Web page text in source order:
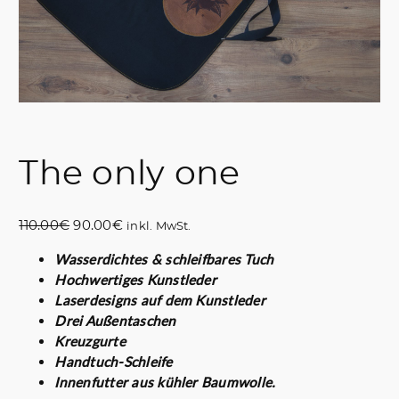
The only one
110.00€ U
s
p
r
ü
n
g
l
90.00€A
t
u
e
l
l
e
r
inkl. MwSt.
Wasserdichtes & schleifbares Tuch
Hochwertiges Kunstleder
Laserdesigns auf dem Kunstleder
Drei Außentaschen
Kreuzgurte
Handtuch-Schleife
Innenfutter aus kühler Baumwolle.